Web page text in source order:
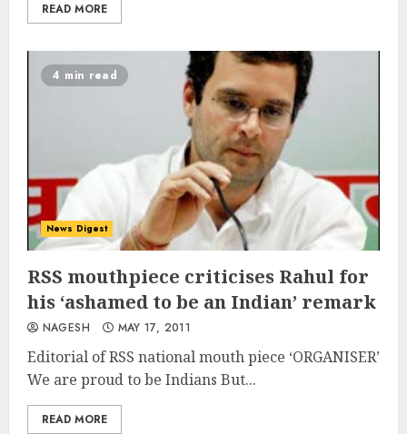
READ MORE
4 min read
News Digest
RSS mouthpiece criticises Rahul for
his ‘ashamed to be an Indian’ remark
NAGESH MAY 17, 2011
Editorial of RSS national mouth piece ‘ORGANISER’
We are proud to be Indians But...
READ MORE